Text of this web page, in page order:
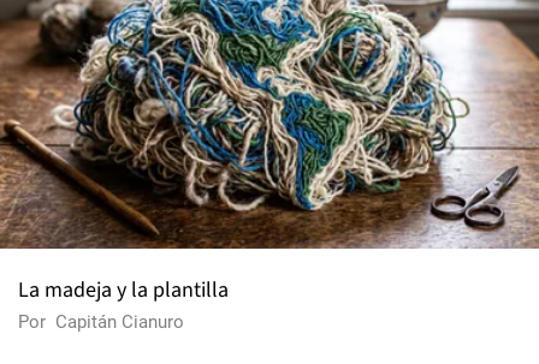
La madeja y la plantilla
Por Capitán Cianuro